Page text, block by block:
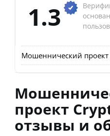
1.3
Мошеннический проект
проект
отзывы и